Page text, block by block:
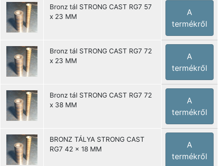
Bronz tál STRONG CAST RG7 57
x 23 MM
A
termékről
Bronz tál STRONG CAST RG7 72
x 23 MM
A
termékről
Bronz tál STRONG CAST RG7 72
x 38 MM
A
termékről
BRONZ TÁLYA STRONG CAST
RG7 42 x 18 MM
A
termékről